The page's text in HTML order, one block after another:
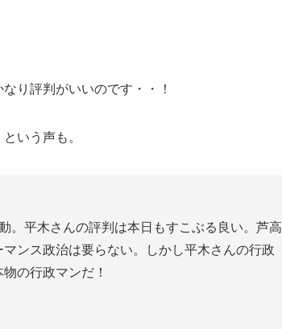
り評判がいいのです・・！
いう声も。
。平木さんの評判は本日もすこぶる良い。芦高
ンス政治は要らない。しかし平木さんの行政
の行政マンだ！